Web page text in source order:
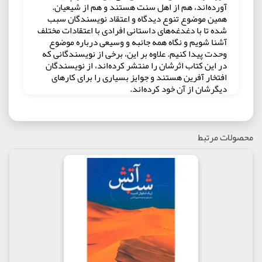
آورده‌اند، هم از اهل سنت هستند و هم از شیعیان.
همین موضوع تنوع دیدگاه و اعتقاد نویسندگان سبب
شده تا با دغدغه‌های داستانی افرادی با اعتقادات مختلف
آشنا شویم و نگاه همه جانبه و وسیعی درباره موضوع
وحدت پیدا کنیم. علاوه بر این، برخی از نویسندگانی که
در این کتاب اثرشان را منتشر کرده‌اند، از نویسندگان
افتخار آفرین هستند و جوایز بسیاری را برای کارهای
دیگرشان از آن خود کرده‌اند.
مدیر انتشارات کتابستان معرفت درباره این کتاب اینطور
گفته است: «ورای محتوای کتاب که باید به صورت مجزا
سراغ آن رفت، گزارش به کنسول، در عمل نیز بر مدار
وحدت چرخیده است. نویسندگان کتاب، از یک طیف
مذهبی خاص نیستند. هم نویسندگان شیعه برای این
کتاب قلم زده‌اند و هم اهل سنت دغدغه‌های داستانی
خود را به رشته تحریر آورده‌اند.علاوه بر این، کتاب سعی
فراوانی کرده است تا خودش را کلیشه های تکراری رها
کند و مسئله وحدت در جهان اسلام را با زبانی هنری و
داستانی بیان کند.»
محصولات مرتبط